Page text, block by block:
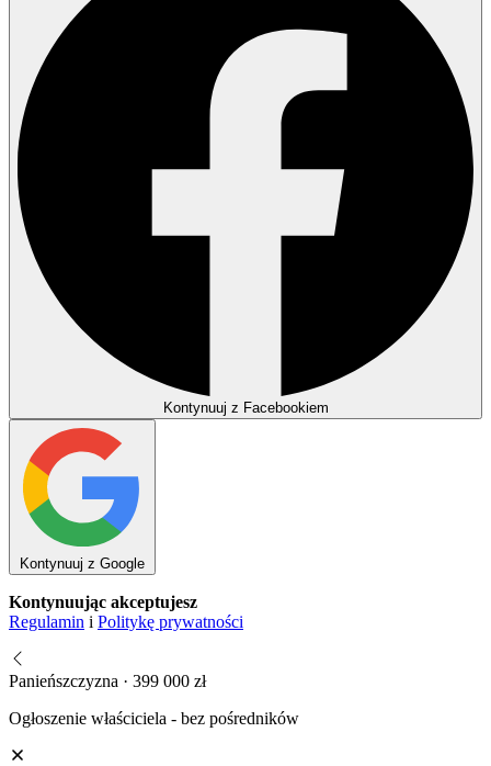
Kontynuuj z Facebookiem
Kontynuuj z Google
Kontynuując akceptujesz
Regulamin i Politykę prywatności
Panieńszczyzna · 399 000 zł
Ogłoszenie właściciela - bez pośredników